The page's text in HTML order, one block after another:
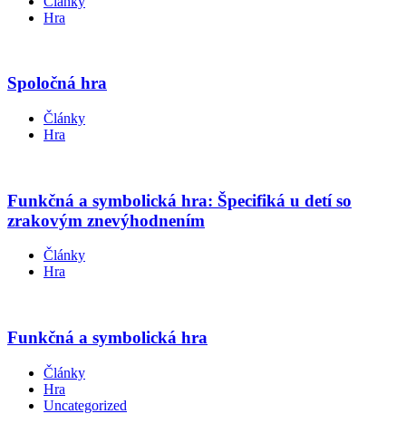
Hra
Spoločná hra
Články
Hra
Funkčná a symbolická hra: Špecifiká u detí so
zrakovým znevýhodnením
Články
Hra
Funkčná a symbolická hra
Články
Hra
Uncategorized